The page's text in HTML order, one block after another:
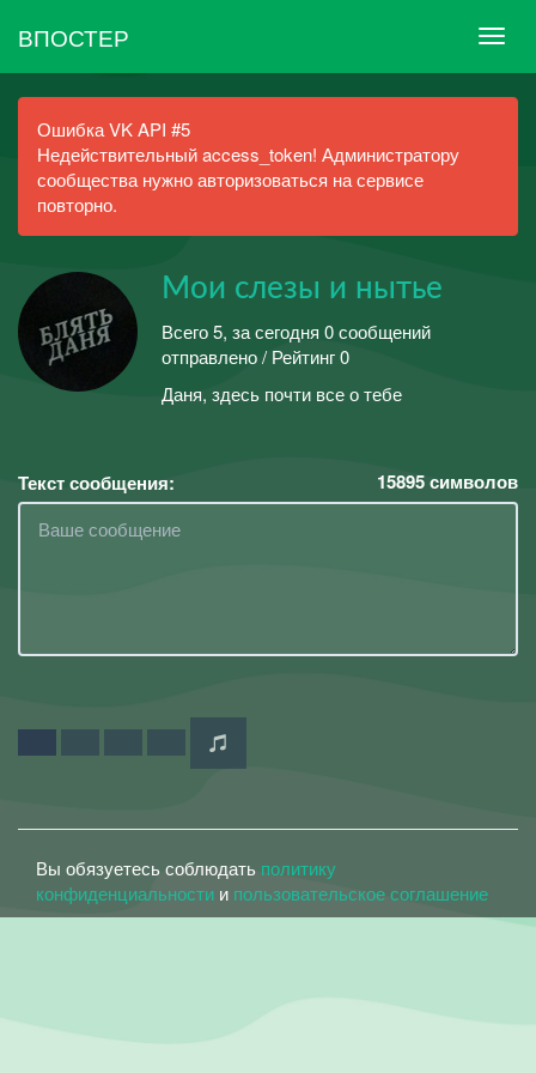
ВПОСТЕР
Ошибка VK API #5
Недействительный access_token! Администратору
сообщества нужно авторизоваться на сервисе
повторно.
Мои слезы и нытье
Всего 5, за сегодня 0 сообщений
отправлено / Рейтинг 0
Даня, здесь почти все о тебе
Текст сообщения: 15895символов
Вы обязуетесь соблюдать политику
конфиденциальности и пользовательское соглашение